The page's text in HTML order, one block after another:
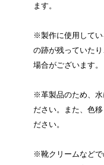
ます。
※製作に使用して
の跡が残っていた
場合がございます。
※革製品のため、水
ださい。また、色
ださい。
※靴クリームなどで